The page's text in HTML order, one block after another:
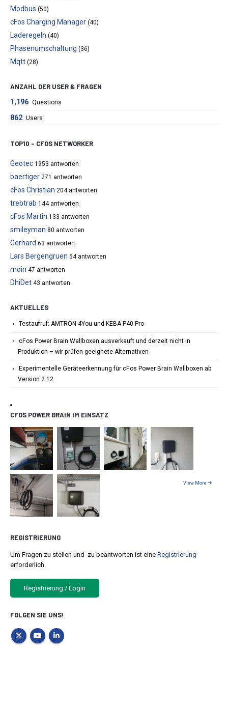
Modbus (50)
cFos Charging Manager (40)
Laderegeln (40)
Phasenumschaltung (36)
Mqtt (28)
ANZAHL DER USER & FRAGEN
1,196 Questions
862 Users
TOP10 – CFOS NETWORKER
Geotec 1953 antworten
baertiger 271 antworten
cFos Christian 204 antworten
trebtrab 144 antworten
cFos Martin 133 antworten
smileyman 80 antworten
Gerhard 63 antworten
Lars Bergengruen 54 antworten
moin 47 antworten
DhiDet 43 antworten
AKTUELLES
Testaufruf: AMTRON 4You und KEBA P40 Pro
cFos Power Brain Wallboxen ausverkauft und derzeit nicht in
Produktion – wir prüfen geeignete Alternativen
Experimentelle Geräteerkennung für cFos Power Brain Wallboxen ab
Version 2.12
CFOS POWER BRAIN IM EINSATZ
View More
REGISTRIERUNG
Um Fragen zu stellen und zu beantworten ist eine Registrierung
erforderlich.
Registrierung / Login
FOLGEN SIE UNS!